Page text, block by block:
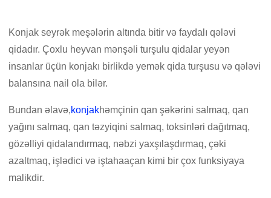
Konjak seyrək meşələrin altında bitir və faydalı qələvi
qidadır. Çoxlu heyvan mənşəli turşulu qidalar yeyən
insanlar üçün konjakı birlikdə yemək qida turşusu və qələvi
balansına nail ola bilər.
Bundan əlavə,konjakhəmçinin qan şəkərini salmaq, qan
yağını salmaq, qan təzyiqini salmaq, toksinləri dağıtmaq,
gözəlliyi qidalandırmaq, nəbzi yaxşılaşdırmaq, çəki
azaltmaq, işlədici və iştahaaçan kimi bir çox funksiyaya
malikdir.